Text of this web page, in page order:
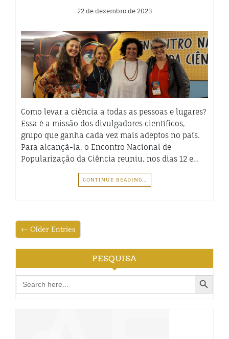
22 de dezembro de 2023
Como levar a ciência a todas as pessoas e lugares?
Essa é a missão dos divulgadores científicos,
grupo que ganha cada vez mais adeptos no país.
Para alcançá-la, o Encontro Nacional de
Popularização da Ciência reuniu, nos dias 12 e…
CONTINUE READING…
← Older Entries
PESQUISA
Search
for:
Search Button